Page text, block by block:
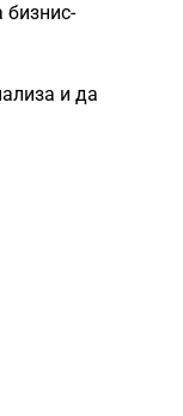
бизнис-
и да